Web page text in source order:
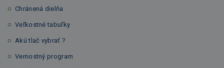
Chránená dielňa
Veľkostné tabuľky
Akú tlač vybrať ?
Vernostný program